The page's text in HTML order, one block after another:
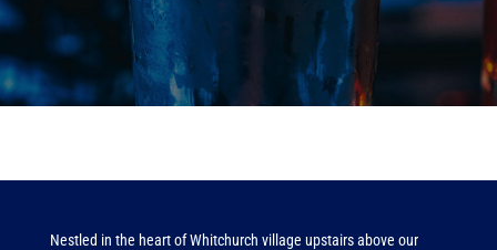
Nestled in the heart of Whitchurch village upstairs above our